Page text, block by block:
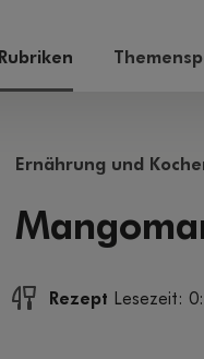
Rubriken
Ernährung und
Rezept Lesezeit: